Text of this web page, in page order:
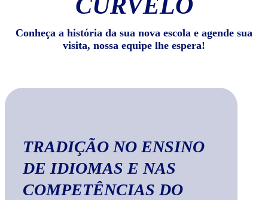
Conheça a história da sua nova escola e agende sua
visita, nossa equipe lhe espera!
TRADIÇÃONO ENSINO
DE IDIOMAS E NAS
COMPETÊNCIAS DO